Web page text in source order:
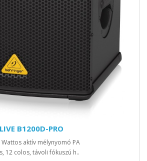
B1200D-PRO
aktív mélynyomó PA
12 colos, távoli fókuszú h..